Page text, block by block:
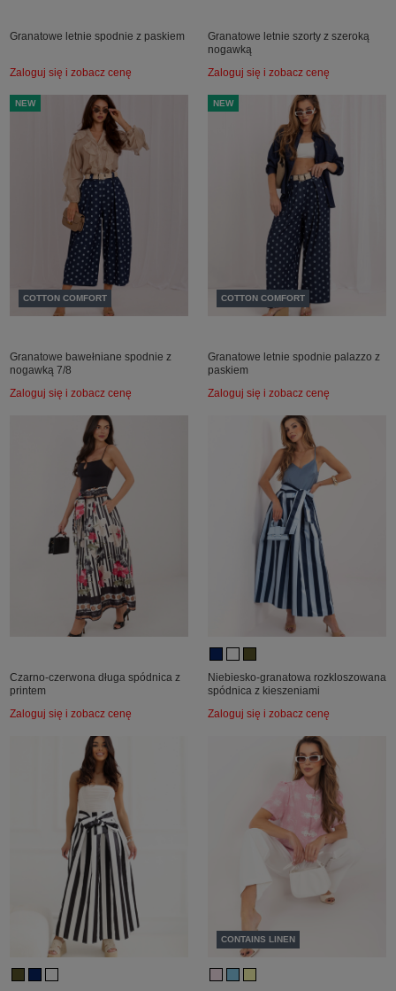
Granatowe letnie spodnie z paskiem
Zaloguj się i zobacz cenę
Granatowe letnie szorty z szeroką
nogawką
Zaloguj się i zobacz cenę
NEW
COTTON COMFORT
Granatowe bawełniane spodnie z
nogawką 7/8
Zaloguj się i zobacz cenę
NEW
COTTON COMFORT
Granatowe letnie spodnie palazzo z
paskiem
Zaloguj się i zobacz cenę
Czarno-czerwona długa spódnica z
printem
Zaloguj się i zobacz cenę
Niebiesko-granatowa rozkloszowana
spódnica z kieszeniami
Zaloguj się i zobacz cenę
CONTAINS LINEN